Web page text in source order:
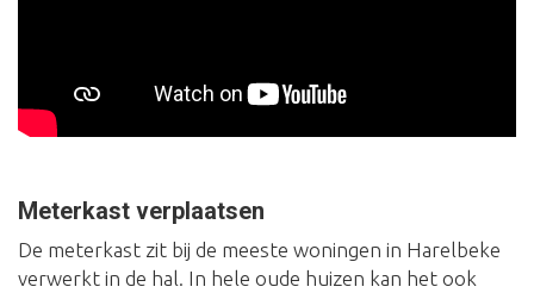
Meterkast verplaatsen
De meterkast zit bij de meeste woningen in Harelbeke
verwerkt in de hal. In hele oude huizen kan het ook